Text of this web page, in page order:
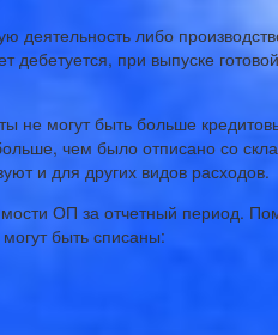
деятельность либо
дебетуется, при выпуске
не могут быть больше
чем было отписано со
и для других видов расходов.
ОП за отчетный период.
быть списаны: